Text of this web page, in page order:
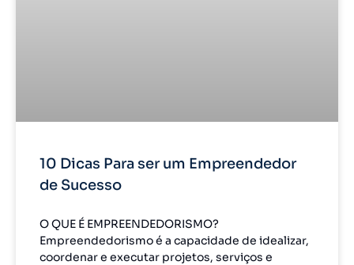
10 Dicas Para ser um Empreendedor
de Sucesso
O QUE É EMPREENDEDORISMO?
Empreendedorismo é a capacidade de idealizar,
coordenar e executar projetos, serviços e